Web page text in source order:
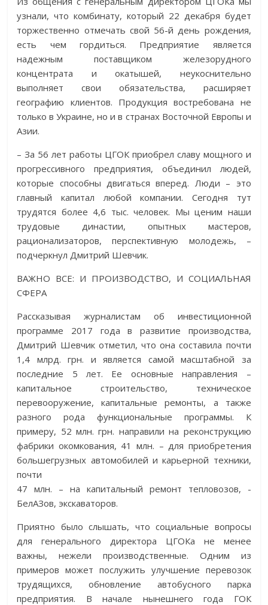
узнали, что комбинату, который 22 декабря будет
торжественно отмечать свой 56-й день рождения,
есть чем гордиться. Предприятие является
надежным поставщиком железорудного
концентрата и окатышей, неукоснительно
выполняет свои обязательства, расширяет
географию клиентов. Продукция востребована не
только в Украине, но и в странах Восточной Европы и
Азии.
– За 56 лет работы ЦГОК приобрел славу мощного и
прогрессивного предприятия, объединил людей,
которые способны двигаться вперед. Люди – это
главный капитал любой компании. Сегодня тут
трудятся более 4,6 тыс. человек. Мы ценим наши
трудовые династии, опытных мастеров,
рационализаторов, перспективную молодежь, –
подчеркнул Дмитрий Шевчик.
ВАЖНО ВСЕ: И ПРОИЗВОДСТВО, И СОЦИАЛЬНАЯ
СФЕРА
Рассказывая журналистам об инвестиционной
программе 2017 года в развитие производства,
Дмитрий Шевчик отметил, что она составила почти
1,4 млрд. грн. и является самой масштабной за
последние 5 лет. Ее основные направления –
капитальное строительство, техническое
перевооружение, капитальные ремонты, а также
разного рода функциональные программы. К
примеру, 52 млн. грн. направили на реконструкцию
фабрики окомкования, 41 млн. – для приобретения
большегрузных автомобилей и карьерной техники,
почти
47 млн. – на капитальный ремонт тепловозов, ­
БелАЗов, экскаваторов.
Приятно было слышать, что социальные вопросы
для генерального директора ЦГОКа не менее
важны, нежели производственные. Одним из
примеров может послужить улучшение перевозок
трудящихся, обновление автобусного парка
предприятия. В начале нынешнего года ГОК